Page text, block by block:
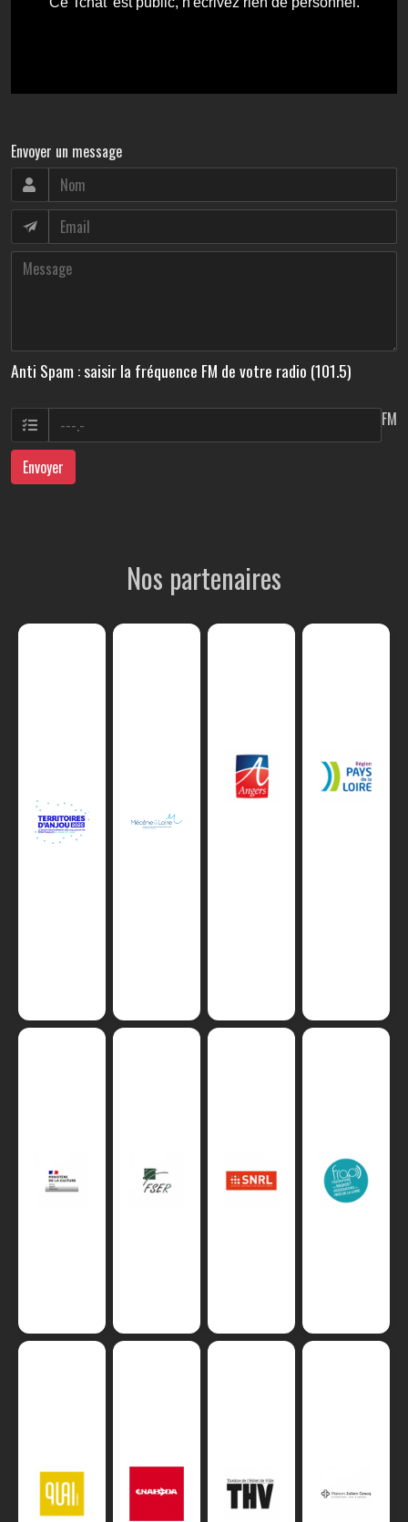
Envoyer un message
Anti Spam : saisir la fréquence FM de votre radio (101.5)
FM
Envoyer
Nos partenaires